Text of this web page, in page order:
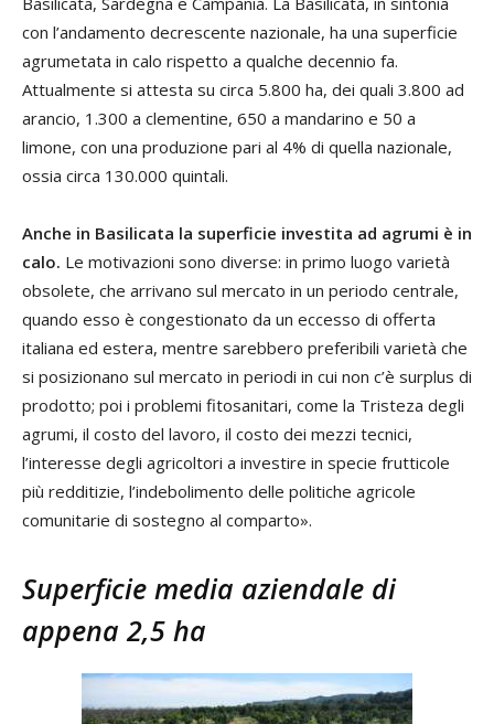
con l’andamento decrescente nazionale, ha una superficie
agrumetata in calo rispetto a qualche decennio fa.
Attualmente si attesta su circa 5.800 ha, dei quali 3.800 ad
arancio, 1.300 a clementine, 650 a mandarino e 50 a
limone, con una produzione pari al 4% di quella nazionale,
ossia circa 130.000 quintali.
Anche in Basilicata la superficie investita ad agrumi è in
calo. Le motivazioni sono diverse: in primo luogo varietà
obsolete, che arrivano sul mercato in un periodo centrale,
quando esso è congestionato da un eccesso di offerta
italiana ed estera, mentre sarebbero preferibili varietà che
si posizionano sul mercato in periodi in cui non c’è surplus di
prodotto; poi i problemi fitosanitari, come la Tristeza degli
agrumi, il costo del lavoro, il costo dei mezzi tecnici,
l’interesse degli agricoltori a investire in specie frutticole
più redditizie, l’indebolimento delle politiche agricole
comunitarie di sostegno al comparto».
Superficie media aziendale di
appena 2,5 ha